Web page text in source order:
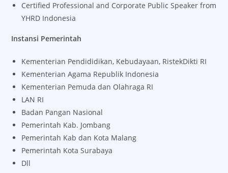
Certified Professional and Corporate Public Speaker from
YHRD Indonesia
Instansi Pemerintah
Kementerian Pendididikan, Kebudayaan, RistekDikti RI
Kementerian Agama Republik Indonesia
Kementerian Pemuda dan Olahraga RI
LAN RI
Badan Pangan Nasional
Pemerintah Kab. Jombang
Pemerintah Kab dan Kota Malang
Pemerintah Kota Surabaya
Dll